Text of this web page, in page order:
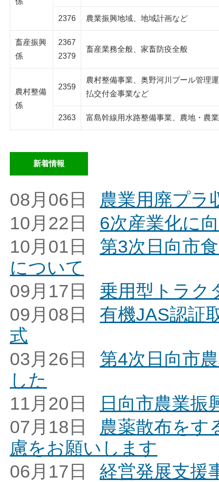
2376 農業振興地域、地域計画など
畜産振興
係
2367
2379
畜産業務全般、家畜防疫全般
農村整備
係
2359
農村整備事業、奥野河川プール管理
払交付金事業など
2363 富島幹線用水路整備事業、農地・農
新着情報
08月06日
農業用廃プラ
10月22日
6次産業化に
10月01日
第3次日向市
について
09月17日
乗用型トラク
09月08日
有機JAS認証
式
03月26日
第4次日向市
した
11月20日
日向市農業振
07月18日
農薬散布をす
慮をお願いします
06月17日
経営発展支援